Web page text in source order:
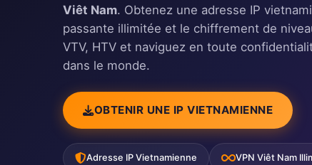
Viêt Nam. Obtenez une adresse IP
passante illimitée et le chiffrement de
VTV, HTV et naviguez en toute
dans le monde.
OBTENIR UNE IP VIETNAMIENNE
Adresse IP Vietnamienne VPN Viêt Nam